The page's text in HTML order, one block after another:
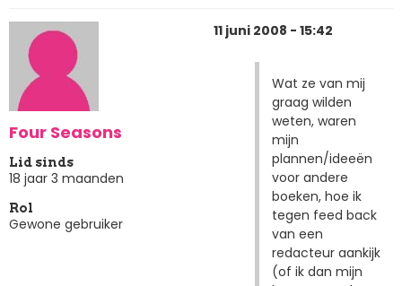
Four Seasons
Lid sinds
18 jaar 3 maanden
Rol
Gewone gebruiker
11 juni 2008 - 15:42
Wat ze van mij
graag wilden
weten, waren
mijn
plannen/ideeën
voor andere
boeken, hoe ik
tegen feed back
van een
redacteur aankijk
(of ik dan mijn